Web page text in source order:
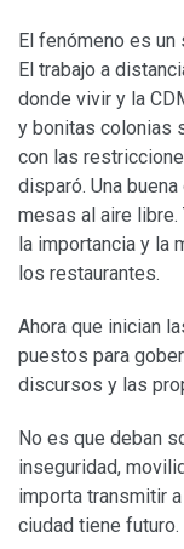
El fenómeno es un
El trabajo a
donde vivir y la
y bonitas colonias
con las
disparó. Una
mesas al aire
la importancia y la
los restaurantes.
Ahora que inician
puestos para
discursos y las
No es que deban
inseguridad,
importa transmitir
ciudad tiene futuro.